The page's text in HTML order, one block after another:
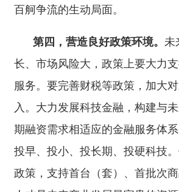
分散等情况。要坚持和加强党中央集中
健全部际协同和央地协作机制。要统
全，探索科学有效的监管方式，构建
得好”，为技术创新和产业发展营造良
不断深化国际合作，积极参与全球治
各方标准共建、规则共商、产业共促。
未来产业技术迭代快、影响因素多